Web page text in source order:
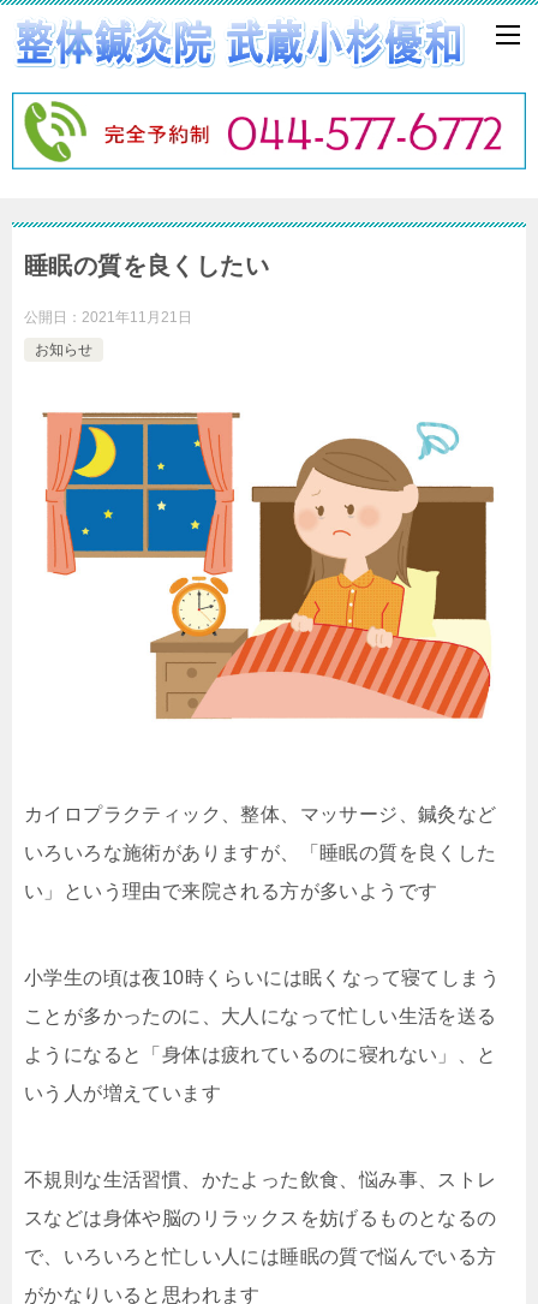
睡眠の質を良くしたい
公開日： 2021年11月21日
お知らせ
カイロプラクティック、整体、マッサージ、鍼灸など
いろいろな施術がありますが、「睡眠の質を良くした
い」という理由で来院される方が多いようです
小学生の頃は夜10時くらいには眠くなって寝てしまう
ことが多かったのに、大人になって忙しい生活を送る
ようになると「身体は疲れているのに寝れない」、と
いう人が増えています
不規則な生活習慣、かたよった飲食、悩み事、ストレ
スなどは身体や脳のリラックスを妨げるものとなるの
で、いろいろと忙しい人には睡眠の質で悩んでいる方
がかなりいると思われます